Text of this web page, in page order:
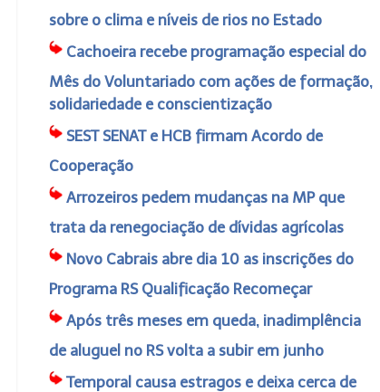
sobre o clima e níveis de rios no Estado
Cachoeira recebe programação especial do
Mês do Voluntariado com ações de formação,
solidariedade e conscientização
SEST SENAT e HCB firmam Acordo de
Cooperação
Arrozeiros pedem mudanças na MP que
trata da renegociação de dívidas agrícolas
Novo Cabrais abre dia 10 as inscrições do
Programa RS Qualificação Recomeçar
Após três meses em queda, inadimplência
de aluguel no RS volta a subir em junho
Temporal causa estragos e deixa cerca de